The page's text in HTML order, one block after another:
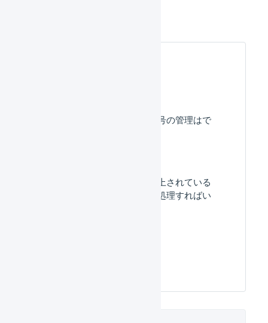
出荷期限日、ロット番号の管理はで
「入庫待ち」数量が計上されている
のですが、どのように処理すればい